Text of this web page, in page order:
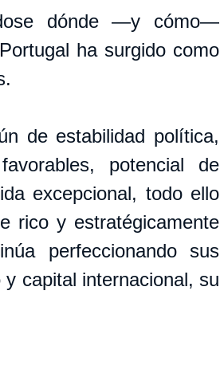
dónde —y cómo—
ha surgido como
de estabilidad política,
potencial de
excepcional, todo ello
rico y estratégicamente
perfeccionando sus
capital internacional, su